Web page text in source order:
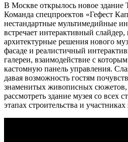
В Москве открылось новое здание
Команда спецпроектов «Гефест
нестандартные мультимедийные
встречает интерактивный
архитектурные решения нового
фасаде и реалистичный
галереи, взаимодействие с
кастомную панель управления.
давая возможность гостям
знаменитых живописных
рассмотреть здание музея со всех
этапах строительства и участниках